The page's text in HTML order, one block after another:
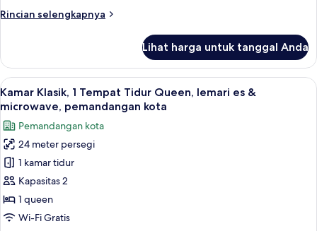
shower
jet
tub
Rincian selengkapnya
Rincian
Kamar
Premium,
2
Tempat
Queen,
shower
kursi
roda,
jet
Lihat harga untuk tanggal Anda
Lihat
semua
foto
untuk
Kamar
Klasik,
1
Tempat
Tidur
Seprai antialergi, selimut bulu
6
Kamar Klasik, 1 Tempat Tidur Queen, lemari es &
microwave, pemandangan kota
Pemandangan kota
24 meter persegi
1 kamar tidur
Kapasitas 2
1 queen
Wi-Fi Gratis